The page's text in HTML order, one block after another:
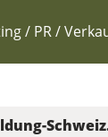
/ PR /